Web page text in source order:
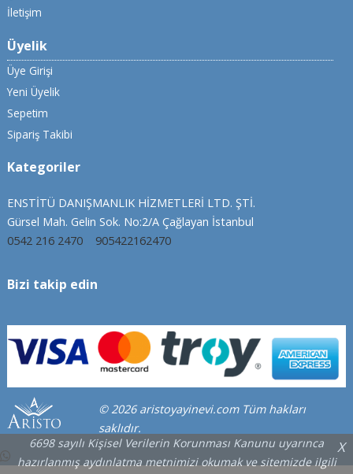
İletişim
Üyelik
Üye Girişi
Yeni Üyelik
Sepetim
Sipariş Takibi
Kategoriler
ENSTİTÜ DANIŞMANLIK HİZMETLERİ LTD. ŞTİ.
Gürsel Mah. Gelin Sok. No:2/A Çağlayan İstanbul
0542 216 2470
905422162470
Bizi takip edin
© 2026 aristoyayinevi.com Tüm hakları
saklıdır.
6698 sayılı Kişisel Verilerin Korunması Kanunu uyarınca
hazırlanmış aydınlatma metnimizi okumak ve sitemizde ilgili
X